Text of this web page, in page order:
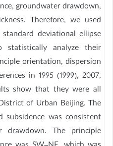
groundwater drawdown,
Therefore, we used
deviational ellipse
analyze their
orientation, dispersion
in 1995 (1999), 2007,
show that they were all
of Urban Beijing. The
was consistent
The principle